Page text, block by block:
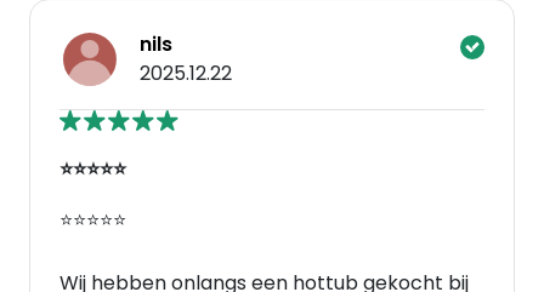
nils
2025.12.22
⭐⭐⭐⭐⭐
⭐⭐⭐⭐⭐
Wij hebben onlangs een hottub gekocht bij